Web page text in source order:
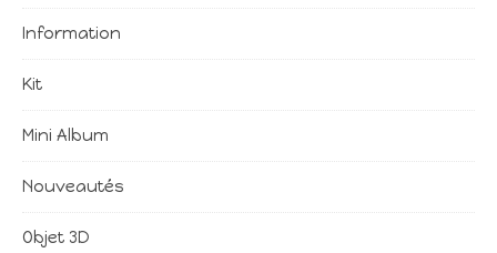
Information
Kit
Mini Album
Nouveautés
Objet 3D